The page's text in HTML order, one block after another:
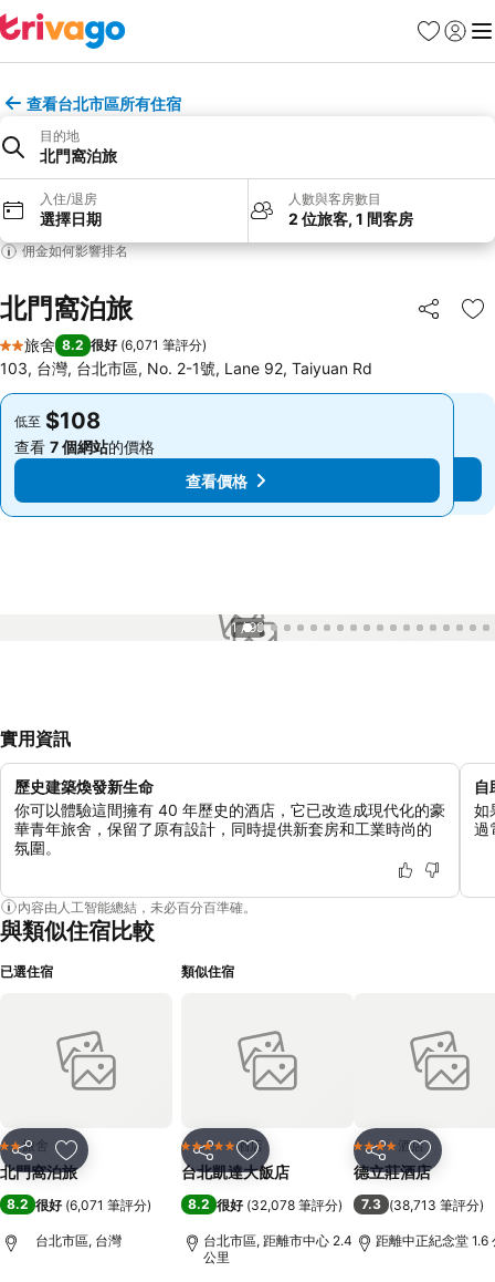
收藏夾
登入 選
查看台北市區所有住宿
目的地
北門窩泊旅
入住/退房
選擇日期
人數與客房數目
2 位旅客, 1 間客房
佣金如何影響排名
北門窩泊旅 分享
放
2 星級
旅舍 8.2 很好 (6,071 筆評分)
103, 台灣, 台北市區, No. 2-1號, Lane 92, Taiyuan Rd
低至 $108
查看 7 個網站的價格
查看價格
低至 $108
查看 7 個網站的價格
查看價格
1 / 99
實用資訊
歷史建築煥發新生命
你可以體驗這間擁有 40 年歷史的酒店，它已改造成現代化的豪
華青年旅舍，保留了原有設計，同時提供新套房和工業時尚的
氛圍。
自
如
過
內容由人工智能總結，未必百分百準確。
與類似住宿比較
已選住宿
分享 放到收藏夾
2 星級旅舍
北門窩泊旅
8.2 很好 (6,071 筆評分)
台北市區, 台灣
類似住宿
分享 放到收藏夾
5 星級 酒店
台北凱達大飯店
8.2 很好 (32,078 筆評分)
台北市區, 距離市中心 2.4
公里
分享 放到收藏
4 星級 酒店
德立莊酒店
7.3 (38,713 筆評分)
距離中正紀念堂 1.6